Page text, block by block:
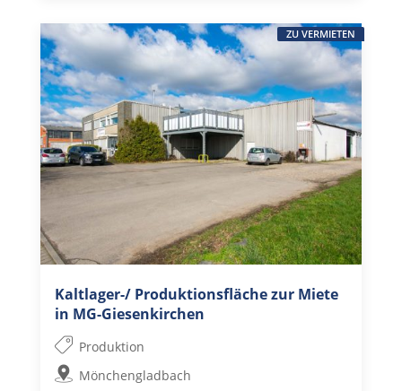
Kaltlager-/ Produktionsfläche zur Miete
in MG-Giesenkirchen
Produktion
Mönchengladbach
ZU VERMIETEN